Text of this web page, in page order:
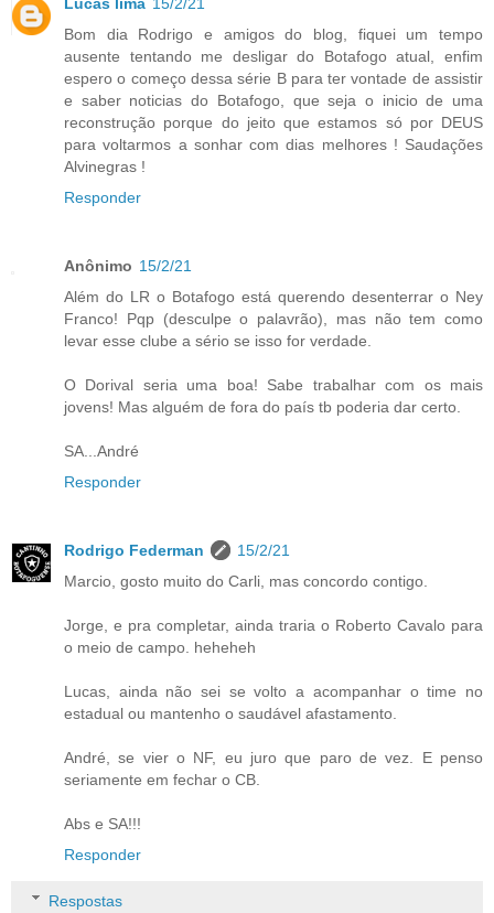
Bom dia Rodrigo e amigos do blog, fiquei um tempo
ausente tentando me desligar do Botafogo atual, enfim
espero o começo dessa série B para ter vontade de assistir
e saber noticias do Botafogo, que seja o inicio de uma
reconstrução porque do jeito que estamos só por DEUS
para voltarmos a sonhar com dias melhores ! Saudações
Alvinegras !
Responder
Anônimo 15/2/21
Além do LR o Botafogo está querendo desenterrar o Ney
Franco! Pqp (desculpe o palavrão), mas não tem como
levar esse clube a sério se isso for verdade.
O Dorival seria uma boa! Sabe trabalhar com os mais
jovens! Mas alguém de fora do país tb poderia dar certo.
SA...André
Responder
Rodrigo Federman
15/2/21
Marcio, gosto muito do Carli, mas concordo contigo.
Jorge, e pra completar, ainda traria o Roberto Cavalo para
o meio de campo. heheheh
Lucas, ainda não sei se volto a acompanhar o time no
estadual ou mantenho o saudável afastamento.
André, se vier o NF, eu juro que paro de vez. E penso
seriamente em fechar o CB.
Abs e SA!!!
Responder
Respostas